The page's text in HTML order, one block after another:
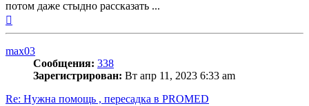
потом даже стыдно рассказать ...
max03
Сообщения: 338
Зарегистрирован: Вт апр 11, 2023 6:33 am
Re: Нужна помощь , пересадка в PROMED